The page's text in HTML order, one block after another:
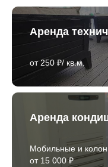
Аренда
от 250 ₽/ кв.м.
Аренда
Мобильные и
от 15 000 ₽